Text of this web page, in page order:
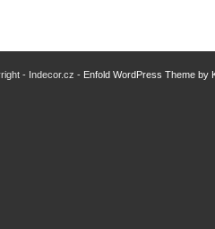
- Indecor.cz - Enfold WordPress Theme by